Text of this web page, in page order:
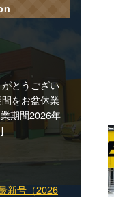
とうござい
をお盆休業
期間2026年
新号（2026